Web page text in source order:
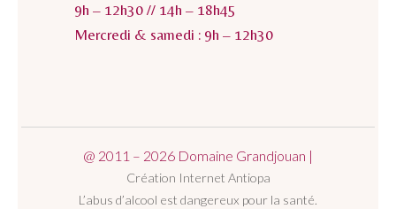
9h – 12h30 // 14h – 18h45
Mercredi & samedi : 9h – 12h30
@ 2011 – 2026 Domaine Grandjouan |
Création Internet Antiopa
L’abus d’alcool est dangereux pour la santé.